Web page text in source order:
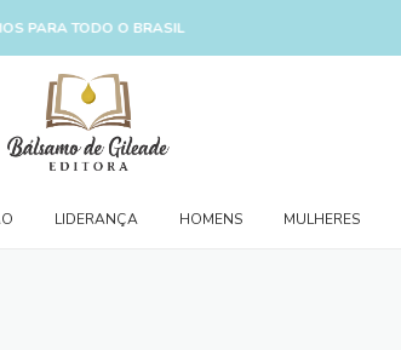
TODO O BRASIL
LIDERANÇA HOMENS MULHERES